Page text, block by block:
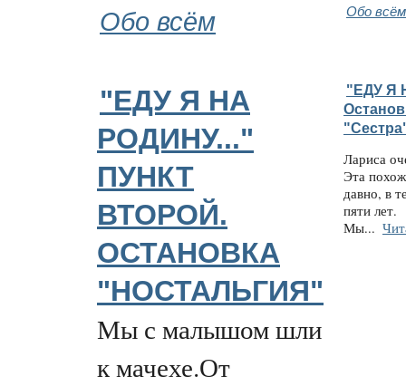
Обо всём Обо всём
"ЕДУ Я НА
РОДИНУ..."
ПУНКТ
ВТОРОЙ.
ОСТАНОВКА
"НОСТАЛЬГИЯ"
Мы с малышом шли
к мачехе.От
"ЕДУ Я
Лариса
Эта
давно, в
пяти лет.
Мы...